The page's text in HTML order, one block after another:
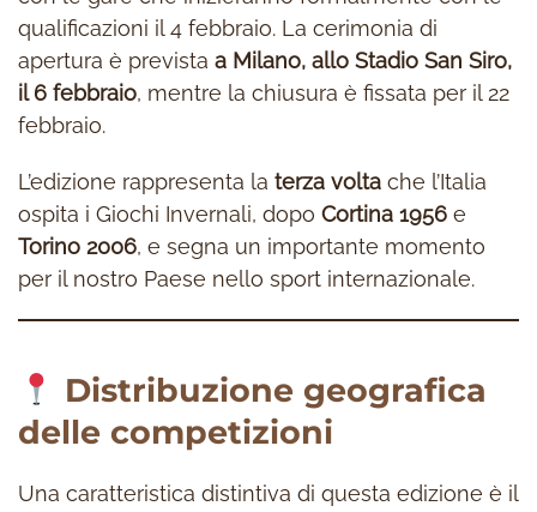
qualificazioni il 4 febbraio. La cerimonia di
apertura è prevista a Milano, allo Stadio San Siro,
il 6 febbraio, mentre la chiusura è fissata per il 22
febbraio.
L’edizione rappresenta la terza volta che l’Italia
ospita i Giochi Invernali, dopo Cortina 1956 e
Torino 2006, e segna un importante momento
per il nostro Paese nello sport internazionale.
Distribuzione geografica
delle competizioni
Una caratteristica distintiva di questa edizione è il